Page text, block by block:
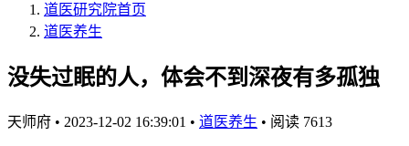
道医研究院首页
道医养生
没失过眠的人，体会不到深夜有多孤独
天师府 • 2023-12-02 16:39:01 • 道医养生 • 阅读 7613